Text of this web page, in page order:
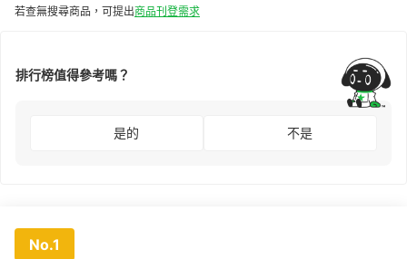
若查無搜尋商品，可提出商品刊登需求
排行榜值得參考嗎？
是的 不是
No.1